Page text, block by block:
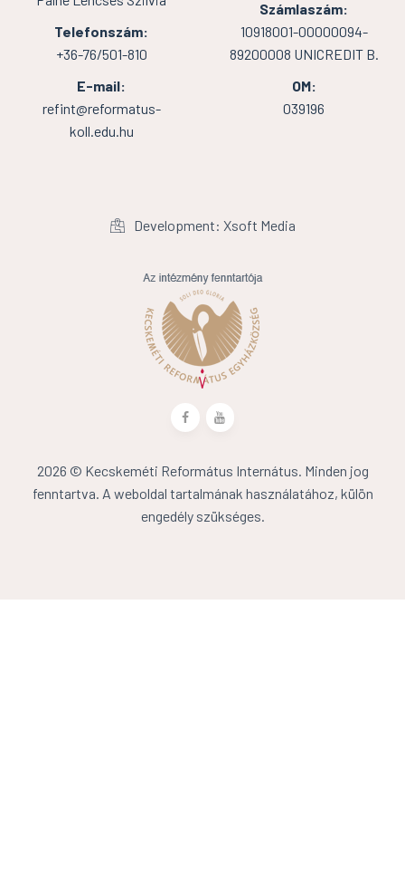
Telefonszám:
+36-76/501-810
E-mail:
refint@reformatus-
koll.edu.hu
Számlaszám:
10918001-00000094-
89200008 UNICREDIT B.
OM:
039196
Development: Xsoft Media
2026 © Kecskeméti Református Internátus. Minden jog
fenntartva. A weboldal tartalmának használatához, külön
engedély szükséges.